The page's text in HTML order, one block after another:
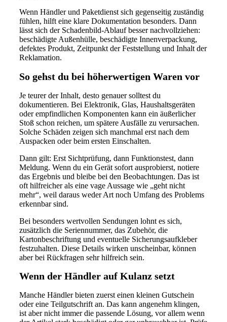
Wenn Händler und Paketdienst sich gegenseitig zuständig
fühlen, hilft eine klare Dokumentation besonders. Dann
lässt sich der Schadenbild-Ablauf besser nachvollziehen:
beschädigte Außenhülle, beschädigte Innenverpackung,
defektes Produkt, Zeitpunkt der Feststellung und Inhalt der
Reklamation.
So gehst du bei höherwertigen Waren vor
Je teurer der Inhalt, desto genauer solltest du
dokumentieren. Bei Elektronik, Glas, Haushaltsgeräten
oder empfindlichen Komponenten kann ein äußerlicher
Stoß schon reichen, um spätere Ausfälle zu verursachen.
Solche Schäden zeigen sich manchmal erst nach dem
Auspacken oder beim ersten Einschalten.
Dann gilt: Erst Sichtprüfung, dann Funktionstest, dann
Meldung. Wenn du ein Gerät sofort ausprobierst, notiere
das Ergebnis und bleibe bei den Beobachtungen. Das ist
oft hilfreicher als eine vage Aussage wie „geht nicht
mehr“, weil daraus weder Art noch Umfang des Problems
erkennbar sind.
Bei besonders wertvollen Sendungen lohnt es sich,
zusätzlich die Seriennummer, das Zubehör, die
Kartonbeschriftung und eventuelle Sicherungsaufkleber
festzuhalten. Diese Details wirken unscheinbar, können
aber bei Rückfragen sehr hilfreich sein.
Wenn der Händler auf Kulanz setzt
Manche Händler bieten zuerst einen kleinen Gutschein
oder eine Teilgutschrift an. Das kann angenehm klingen,
ist aber nicht immer die passende Lösung, vor allem wenn